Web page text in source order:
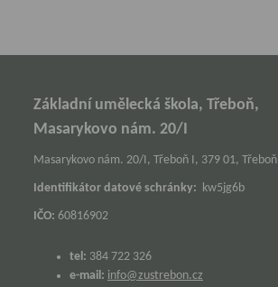
Základní umělecká škola, Třeboň,
Masarykovo nám. 20/I
Masarykovo nám. 20/I, Třeboň I, 379 01, Třeboň
Identifikátor datové schránky: kw5jg6b
IČO: 60816902
tel: 384 722 326
e-mail: info@zustrebon.cz